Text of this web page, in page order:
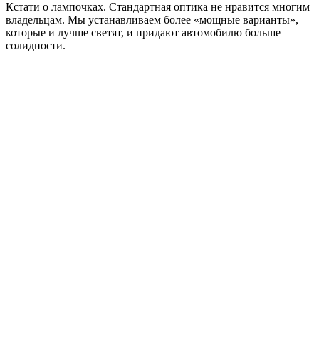
Кстати о лампочках. Стандартная оптика не нравится многим
владельцам. Мы устанавливаем более «мощные варианты»,
которые и лучше светят, и придают автомобилю больше
солидности.